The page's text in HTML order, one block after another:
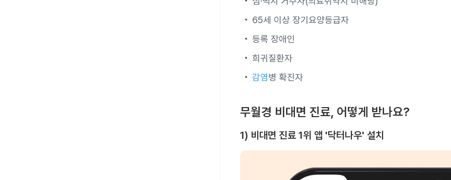
65세 이상 장기요양등급자
등록 장애인
희귀질환자
감염병 확진자
무월경 비대면 진료, 어떻게 받나요?
1) 비대면 진료 1위 앱 '닥터나우' 설치